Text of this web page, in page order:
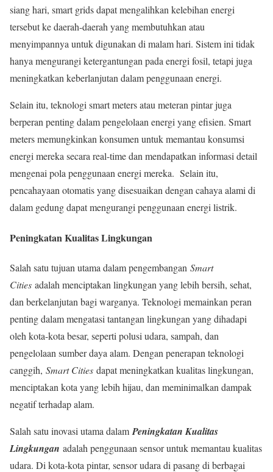
siang hari, smart grids dapat mengalihkan kelebihan energi
tersebut ke daerah-daerah yang membutuhkan atau
menyimpannya untuk digunakan di malam hari. Sistem ini tidak
hanya mengurangi ketergantungan pada energi fosil, tetapi juga
meningkatkan keberlanjutan dalam penggunaan energi.
Selain itu, teknologi smart meters atau meteran pintar juga
berperan penting dalam pengelolaan energi yang efisien. Smart
meters memungkinkan konsumen untuk memantau konsumsi
energi mereka secara real-time dan mendapatkan informasi detail
mengenai pola penggunaan energi mereka. Selain itu,
pencahayaan otomatis yang disesuaikan dengan cahaya alami di
dalam gedung dapat mengurangi penggunaan energi listrik.
Peningkatan Kualitas Lingkungan
Salah satu tujuan utama dalam pengembangan Smart
Cities adalah menciptakan lingkungan yang lebih bersih, sehat,
dan berkelanjutan bagi warganya. Teknologi memainkan peran
penting dalam mengatasi tantangan lingkungan yang dihadapi
oleh kota-kota besar, seperti polusi udara, sampah, dan
pengelolaan sumber daya alam. Dengan penerapan teknologi
canggih, Smart Cities dapat meningkatkan kualitas lingkungan,
menciptakan kota yang lebih hijau, dan meminimalkan dampak
negatif terhadap alam.
Salah satu inovasi utama dalam Peningkatan Kualitas
Lingkungan adalah penggunaan sensor untuk memantau kualitas
udara. Di kota-kota pintar, sensor udara di pasang di berbagai